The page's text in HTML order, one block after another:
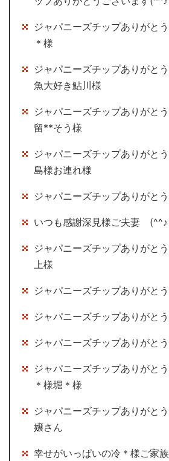
ジャパニーズチップありがと
＊様
ジャパニーズチップありがと
魚大好き鮎川様
ジャパニーズチップありがと
留**そう様
ジャパニーズチップありがと
島様お連れ様
ジャパニーズチップありがと
いつも感謝深見様ご夫妻 (^^♪
ジャパニーズチップありがと
上様
ジャパニーズチップありがと
ジャパニーズチップありがと
ジャパニーズチップありがと
ジャパニーズチップありがと
＊様堀＊様
ジャパニーズチップありがと
嬢さん
幸せがいっぱいの冷＊様ご家